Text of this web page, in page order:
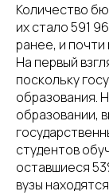
Количество
их стало 591
ранее, и почти
На первый
поскольку
образования.
образовании,
студентов
оставшиеся
вузы